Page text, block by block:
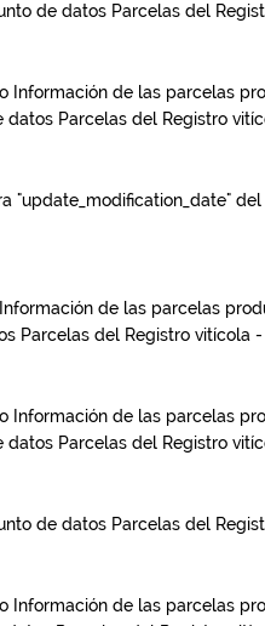
de datos Parcelas del
Información de las parcelas
datos Parcelas del Registro
"update_modification_date"
Información de las parcelas
Parcelas del Registro vitícola
Información de las parcelas
datos Parcelas del Registro
de datos Parcelas del
Información de las parcelas